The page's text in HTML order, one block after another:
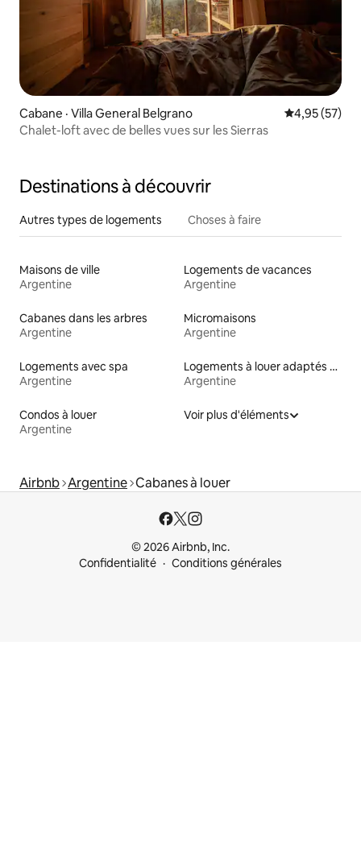
Cabane · Villa General Belgrano Note
4,95 (57)
Chalet-loft avec de belles vues sur les Sierras
Destinations à découvrir
Autres types de logements Choses à faire
Maisons de ville
Argentine
Logements de vacances
Argentine
Cabanes dans les arbres
Argentine
Micromaisons
Argentine
Logements avec spa
Argentine
Logements à louer adaptés aux animaux
Argentine
Condos à louer
Argentine
Voir plus d'éléments
Airbnb Argentine Cabanes à louer
© 2026 Airbnb, Inc.
Confidentialité
Conditions générales